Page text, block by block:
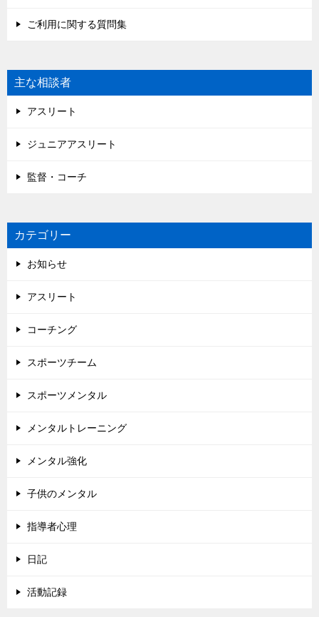
ご利用に関する質問集
主な相談者
アスリート
ジュニアアスリート
監督・コーチ
カテゴリー
お知らせ
アスリート
コーチング
スポーツチーム
スポーツメンタル
メンタルトレーニング
メンタル強化
子供のメンタル
指導者心理
日記
活動記録